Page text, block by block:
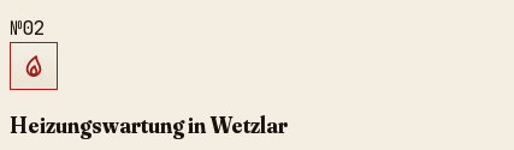
№02
Heizungswartung in Wetzlar